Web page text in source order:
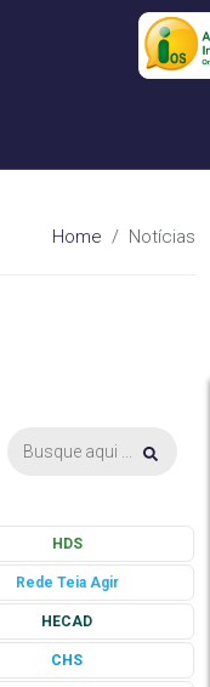
Home Notícias
HDS
Rede Teia Agir
HECAD
CHS